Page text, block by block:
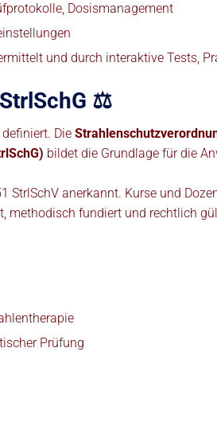
Dosismanagement
und durch interaktive Tests,
⚖️
Die
bildet die Grundlage für die
anerkannt. Kurse und
methodisch fundiert und rechtlich
Prüfung